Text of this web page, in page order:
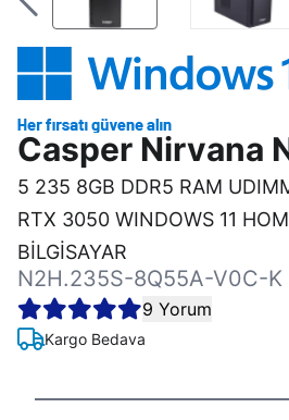
Casper Nirvana
5 235 8GB DDR5 RAM
RTX 3050 WINDOWS 11
BİLGİSAYAR
N2H.235S-8Q55A-V0C-K
9 Yorum
Kargo Bedava